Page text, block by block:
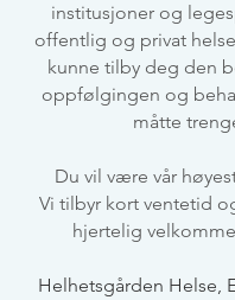
institusjoner og
offentlig og privat
kunne tilby deg den
oppfølgingen og
måtte
Du vil være vår
Vi tilbyr kort ventetid
hjertelig
Helhetsgården Helse,